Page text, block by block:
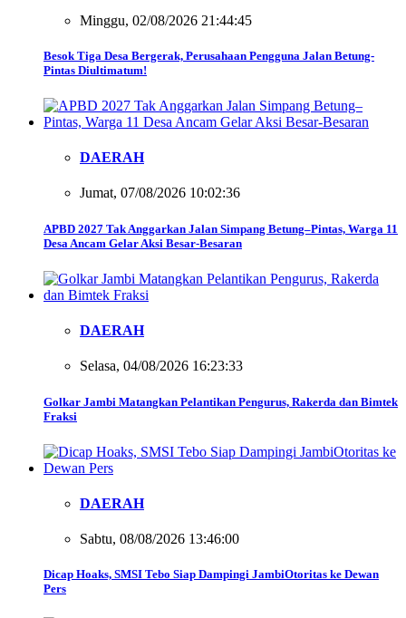
Minggu, 02/08/2026 21:44:45
Besok Tiga Desa Bergerak, Perusahaan Pengguna Jalan Betung-
Pintas Diultimatum!
DAERAH
Jumat, 07/08/2026 10:02:36
APBD 2027 Tak Anggarkan Jalan Simpang Betung–Pintas, Warga 11
Desa Ancam Gelar Aksi Besar-Besaran
DAERAH
Selasa, 04/08/2026 16:23:33
Golkar Jambi Matangkan Pelantikan Pengurus, Rakerda dan Bimtek
Fraksi
DAERAH
Sabtu, 08/08/2026 13:46:00
Dicap Hoaks, SMSI Tebo Siap Dampingi JambiOtoritas ke Dewan
Pers